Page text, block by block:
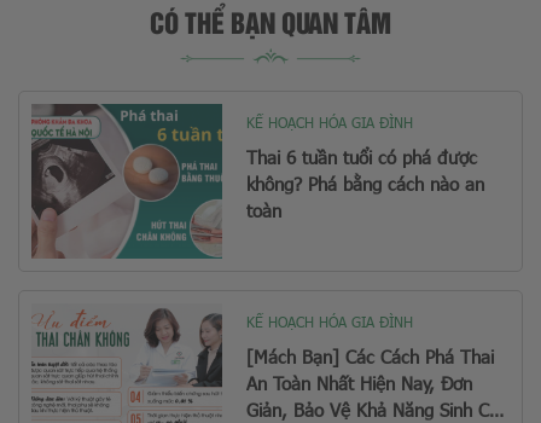
CÓ THỂ BẠN QUAN TÂM
KẾ HOẠCH HÓA GIA ĐÌNH
Thai 6 tuần tuổi có phá được
không? Phá bằng cách nào an
toàn
KẾ HOẠCH HÓA GIA ĐÌNH
[Mách Bạn] Các Cách Phá Thai
An Toàn Nhất Hiện Nay, Đơn
Giản, Bảo Vệ Khả Năng Sinh Con